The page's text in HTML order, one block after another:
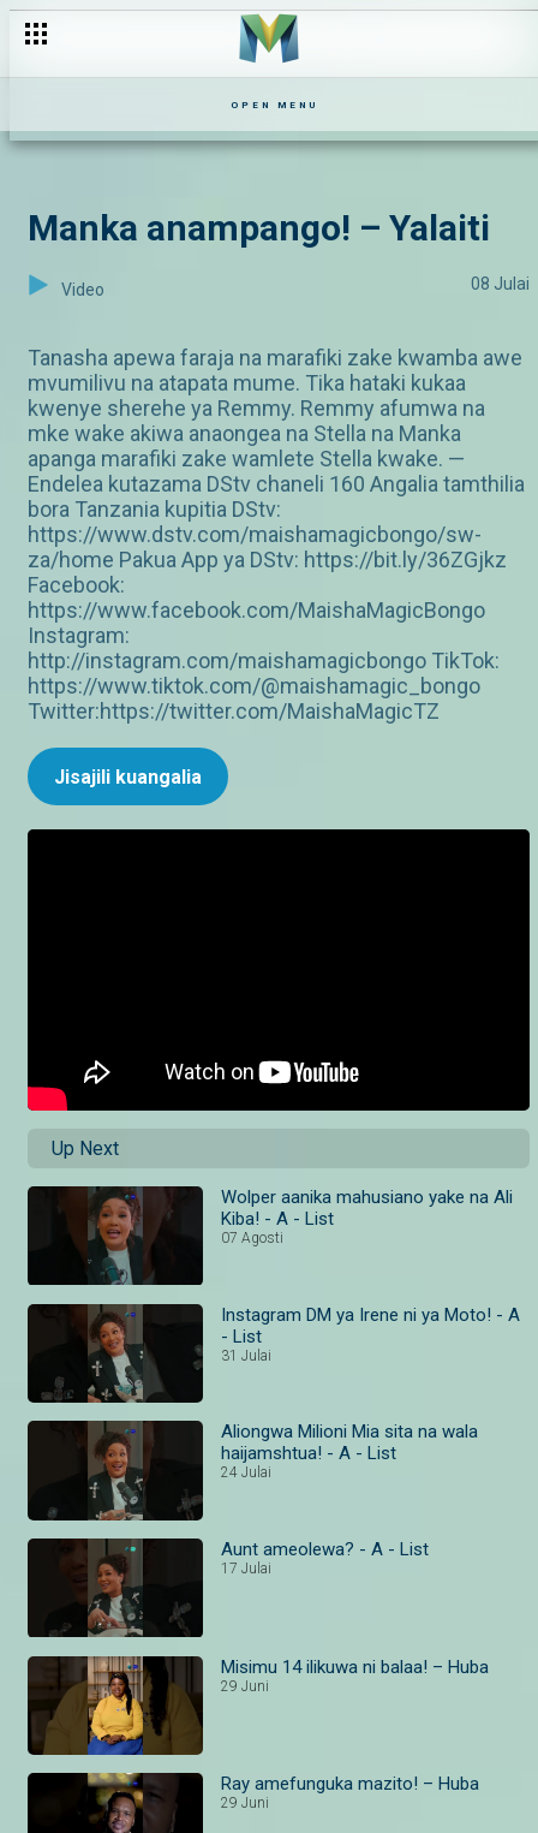
OPEN MENU
Manka anampango! – Yalaiti
Video 08 Julai
Tanasha apewa faraja na marafiki zake kwamba awe
mvumilivu na atapata mume. Tika hataki kukaa
kwenye sherehe ya Remmy. Remmy afumwa na
mke wake akiwa anaongea na Stella na Manka
apanga marafiki zake wamlete Stella kwake. —
Endelea kutazama DStv chaneli 160 Angalia tamthilia
bora Tanzania kupitia DStv:
https://www.dstv.com/maishamagicbongo/sw-
za/home Pakua App ya DStv: https://bit.ly/36ZGjkz
Facebook:
https://www.facebook.com/MaishaMagicBongo
Instagram:
http://instagram.com/maishamagicbongo TikTok:
https://www.tiktok.com/@maishamagic_bongo
Twitter:https://twitter.com/MaishaMagicTZ
Jisajili kuangalia
Up Next
Wolper aanika mahusiano yake na Ali
Kiba! - A - List
07 Agosti
Instagram DM ya Irene ni ya Moto! - A
- List
31 Julai
Aliongwa Milioni Mia sita na wala
haijamshtua! - A - List
24 Julai
Aunt ameolewa? - A - List
17 Julai
Misimu 14 ilikuwa ni balaa! – Huba
29 Juni
Ray amefunguka mazito! – Huba
29 Juni